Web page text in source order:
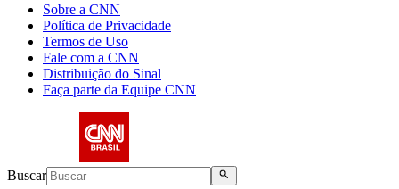
Sobre a CNN
Política de Privacidade
Termos de Uso
Fale com a CNN
Distribuição do Sinal
Faça parte da Equipe CNN
Buscar